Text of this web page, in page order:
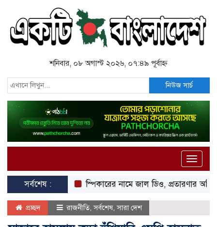
শনিবার, ০৮ অগাস্ট ২০২৬, ০৭:৪৯ পূর্বাহ্ন
নিউজ সার্চ
Toggle
সর্বশেষ :
স্পিকারের নামে জাল ডিও, প্রতারণার অভিযোগে
প্রচ্ছদ রাজনীতি,সর্বশেষ,সারা দেশ